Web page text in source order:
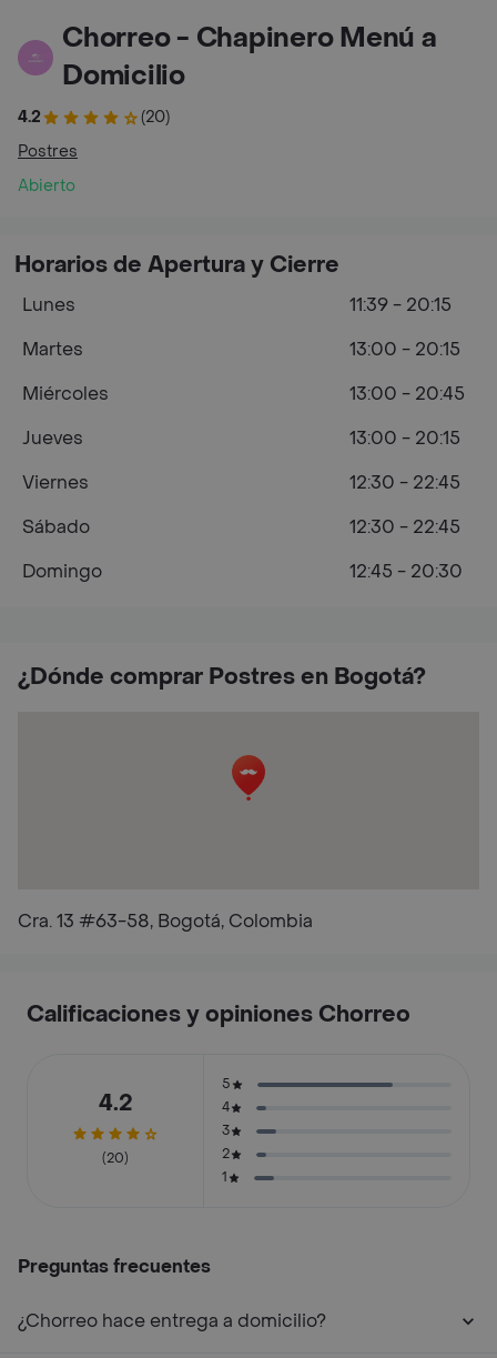
Chorreo - Chapinero Menú a
Domicilio
4.2
(20)
Postres
Abierto
¿Dónde comprar Postres en Bogotá?
Cra. 13 #63-58, Bogotá, Colombia
Horarios de Apertura y Cierre
Lunes
11:39 - 20:15
Martes
13:00 - 20:15
Miércoles
13:00 - 20:45
Jueves
13:00 - 20:15
Viernes
12:30 - 22:45
Sábado
12:30 - 22:45
Domingo
12:45 - 20:30
Calificaciones y opiniones Chorreo
4.2
(20)
5
4
3
2
1
Preguntas frecuentes
¿Chorreo hace entrega a domicilio?